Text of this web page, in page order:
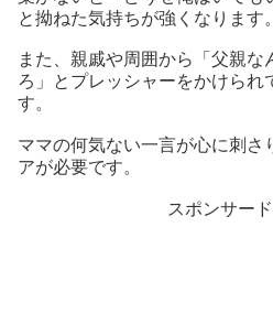
と拗ねた気持ちが強くなります。
また、親戚や周囲から「父親な
ろ」とプレッシャーをかけられ
す。
ママの何気ない一言が心に刺さ
アが必要です。
スポンサー